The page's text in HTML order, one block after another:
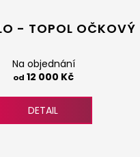
- TOPOL OČKOVÝ
Na objednání
od 12 000 Kč
DETAIL